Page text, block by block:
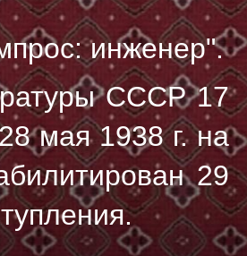
инженер".
СССР 17
мая 1938 г.на
29